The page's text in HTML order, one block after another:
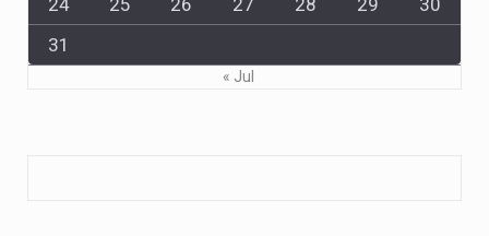
24
25 26 27 28 29
30
31
« Jul